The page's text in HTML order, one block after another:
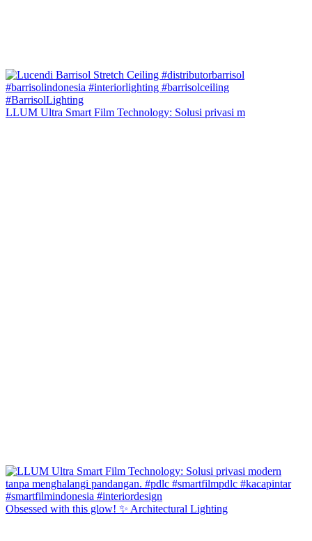
LLUM Ultra Smart Film Technology: Solusi privasi m
Obsessed with this glow! ✨ Architectural Lighting